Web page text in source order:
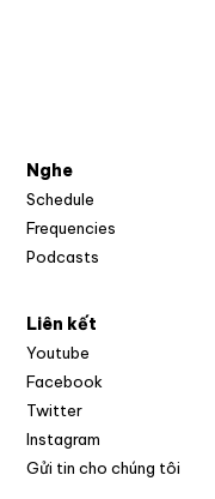
Nghe
Schedule
Frequencies
Podcasts
Liên kết
Youtube
Facebook
Twitter
Instagram
Gửi tin cho chúng tôi